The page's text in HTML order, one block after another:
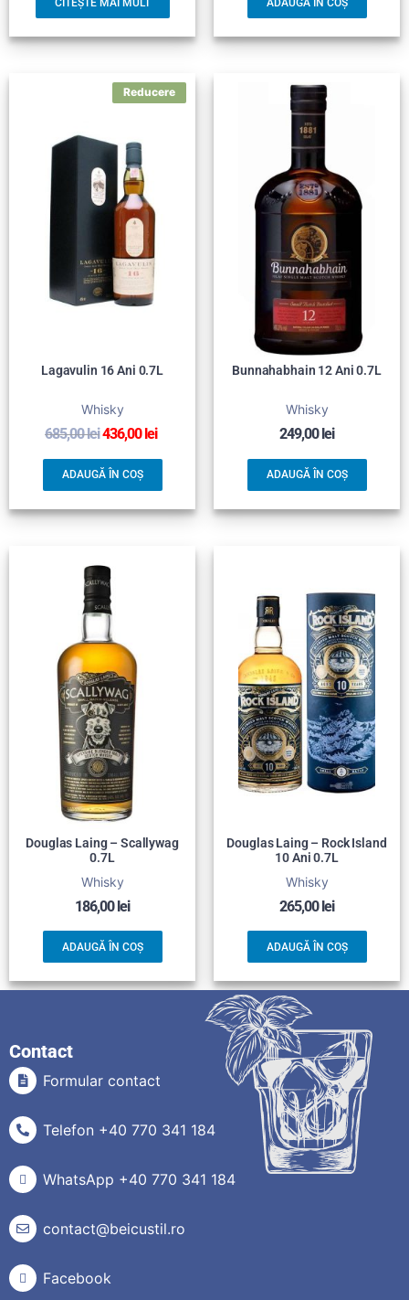
CITEȘTE MAI MULT ADAUGĂ ÎN COȘ
Lagavulin 16 Ani 0.7L
Whisky
685,00lei436,00 lei
ADAUGĂ ÎN COȘ
Bunnahabhain 12 Ani 0.7L
Whisky
249,00 lei
ADAUGĂ ÎN COȘ
Douglas Laing – Scallywag
0.7L
Whisky
186,00lei
ADAUGĂ ÎN COȘ
Douglas Laing – Rock Island
10 Ani 0.7L
Whisky
265,00lei
ADAUGĂ ÎN COȘ
Contact
Formular contact
Telefon +40 770 341 184
WhatsApp +40 770 341 184
contact@beicustil.ro
Facebook